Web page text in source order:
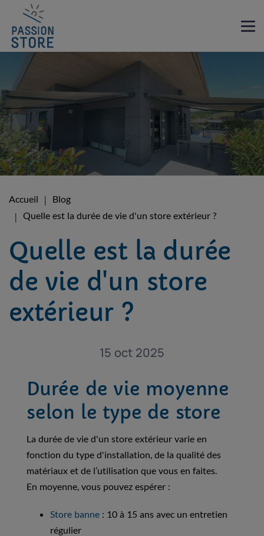
Accueil
Blog
Quelle est la durée de vie d'un store extérieur ?
Quelle est la durée
de vie d'un store
extérieur ?
15 oct 2025
Durée de vie moyenne
selon le type de store
La durée de vie d'un store extérieur varie en
fonction du type d'installation, de la qualité des
matériaux et de l’utilisation que vous en faites.
En moyenne, vous pouvez espérer :
Store banne : 10 à 15 ans avec un entretien
régulier